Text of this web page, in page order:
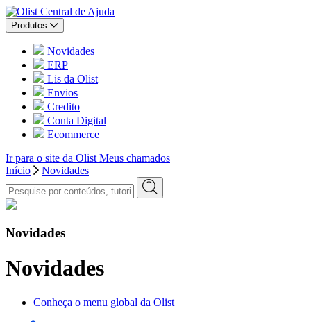
Central de Ajuda
Produtos
Novidades
ERP
Lis da Olist
Envios
Credito
Conta Digital
Ecommerce
Ir para o site da Olist Meus chamados
Início
Novidades
Novidades
Novidades
Conheça o menu global da Olist